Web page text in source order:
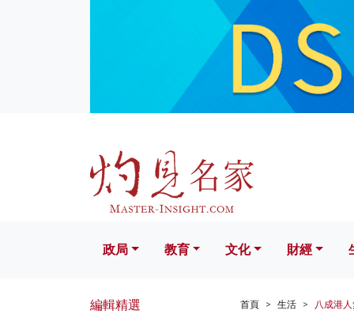
文化 財經 生活
政局 教育 文化 財經
首頁 生活 八成港
編輯精選